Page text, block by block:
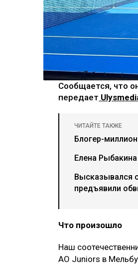
Сообщается, что
передает
ЧИТАЙТЕ ТАКЖЕ
Блогер-
Елена
Высказывался
предъявили
Что произошло
Наш
AO Juniors в